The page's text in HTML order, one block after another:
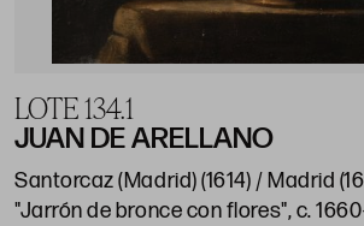
LOTE 134.1
JUAN DE ARELLANO
Santorcaz (Madrid) (1614) / Madrid
"Jarrón de bronce con flores", c.